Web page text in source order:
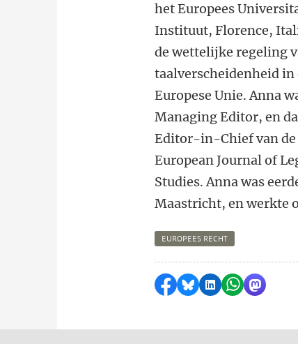
het Europees
Instituut, Florence,
de wettelijke regeling
taalverscheidenheid in
Europese Unie. Anna
Managing Editor, en
Editor-in-Chief van de
European Journal of
Studies. Anna was
Maastricht, en werkte
EUROPEES RECHT
Delen op Facebook
Delen via Bluesky
Delen opDelen via
Delen